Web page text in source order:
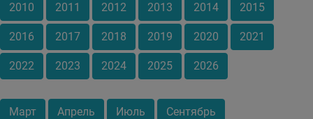
2010 2011 2012 2013 2014 2015
2016 2017 2018 2019 2020 2021
2022 2023 2024 2025 2026
Март Апрель Июль Сентябрь